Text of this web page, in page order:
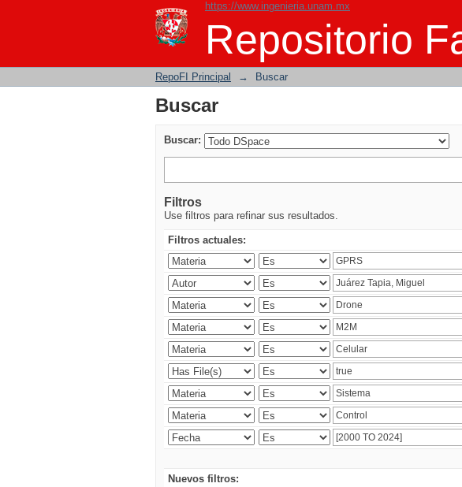
https://www.ingenieria.unam.mx
Repositorio
Buscar
RepoFI Principal → Buscar
Buscar
Buscar:
Filtros
Use filtros para refinar sus resultados.
Filtros actuales:
Nuevos filtros: